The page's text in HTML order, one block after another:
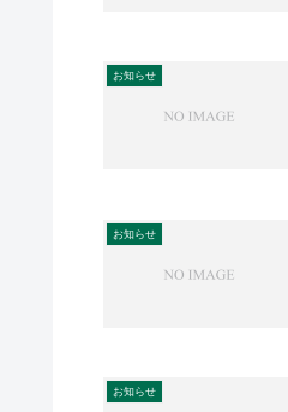
お知らせ
お知らせ
お知らせ